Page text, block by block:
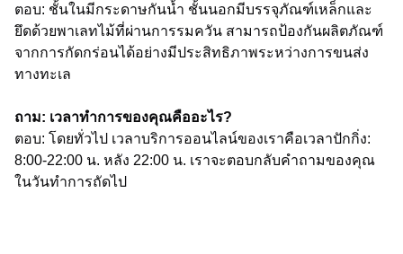
ตอบ: ชั้นในมีกระดาษกันน้ำ ชั้นนอกมีบรรจุภัณฑ์เหล็กและ
ยึดด้วยพาเลทไม้ที่ผ่านการรมควัน สามารถป้องกันผลิตภัณฑ์
จากการกัดกร่อนได้อย่างมีประสิทธิภาพระหว่างการขนส่ง
ทางทะเล
ถาม: เวลาทำการของคุณคืออะไร?
ตอบ: โดยทั่วไป เวลาบริการออนไลน์ของเราคือเวลาปักกิ่ง:
8:00-22:00 น. หลัง 22:00 น. เราจะตอบกลับคำถามของคุณ
ในวันทำการถัดไป